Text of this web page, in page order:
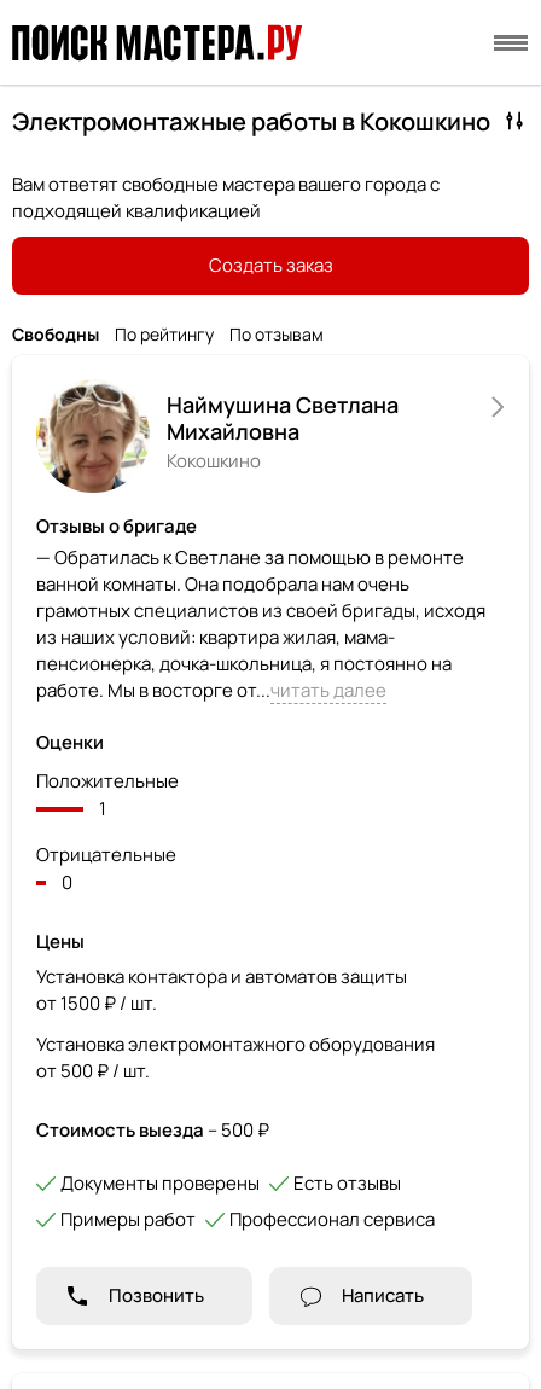
Электромонтажные работы в Кокошкино
Вам ответят свободные мастера вашего города с
подходящей квалификацией
Создать заказ
Свободны По рейтингу По отзывам
Наймушина Светлана
Михайловна
Кокошкино
Отзывы о бригаде
— Обратилась к Светлане за помощью в ремонте
ванной комнаты. Она подобрала нам очень
грамотных специалистов из своей бригады, исходя
из наших условий: квартира жилая, мама-
пенсионерка, дочка-школьница, я постоянно на
работе. Мы в восторге от...читать далее
Оценки
Положительные
1
Отрицательные
0
Цены
Установка контактора и автоматов защиты
от 1500 ₽ / шт.
Установка электромонтажного оборудования
от 500 ₽ / шт.
Стоимость выезда – 500 ₽
Документы проверены
Есть отзывы
Примеры работ
Профессионал сервиса
Позвонить Написать